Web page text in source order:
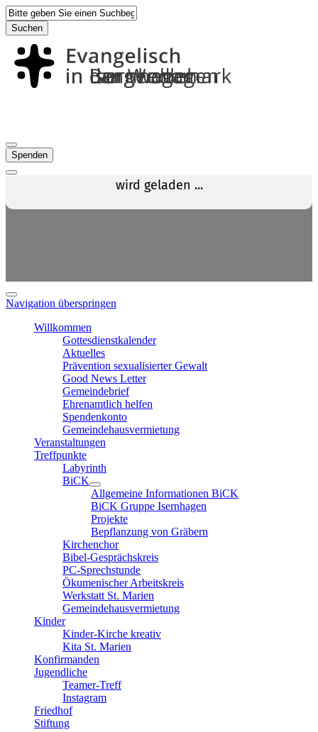
Suchen
Spenden
Navigation überspringen
Willkommen
Gottesdienstkalender
Aktuelles
Prävention sexualisierter Gewalt
Good News Letter
Gemeindebrief
Ehrenamtlich helfen
Spendenkonto
Gemeindehausvermietung
Veranstaltungen
Treffpunkte
Labyrinth
BiCK
Allgemeine Informationen BiCK
BiCK Gruppe Isernhagen
Projekte
Bepflanzung von Gräbern
Kirchenchor
Bibel-Gesprächskreis
PC-Sprechstunde
Ökumenischer Arbeitskreis
Werkstatt St. Marien
Gemeindehausvermietung
Kinder
Kinder-Kirche kreativ
Kita St. Marien
Konfirmanden
Jugendliche
Teamer-Treff
Instagram
Friedhof
Stiftung